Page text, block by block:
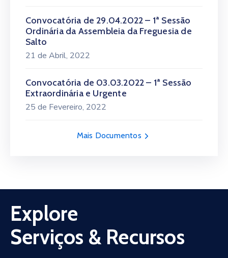
Convocatória de 29.04.2022 – 1ª Sessão
Ordinária da Assembleia da Freguesia de
Salto
21 de Abril, 2022
Convocatória de 03.03.2022 – 1ª Sessão
Extraordinária e Urgente
25 de Fevereiro, 2022
Mais Documentos
Explore
Serviços & Recursos